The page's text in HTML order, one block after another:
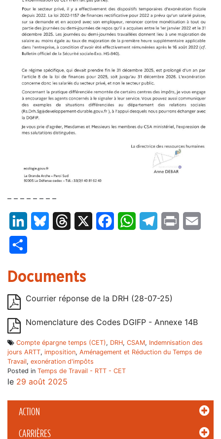
ACTION
CARRIÈRES
– – – – – – – –
LinkedInBluesky Threads FacebookWhatsAppTelegram
Print
Documents
Courrier réponse de la DRH (28-07-25)
Nomenclature des Codes DGIFP - Annexe 14B
Compte épargne temps (CET), DRH, CSAM, Indemnisation des
jours ARTT, imposition, Aménagement et Réduction du Temps de
Travail, exonération d'impôts
Posted in Temps de Travail - RTT - CET
le 29 août 2025